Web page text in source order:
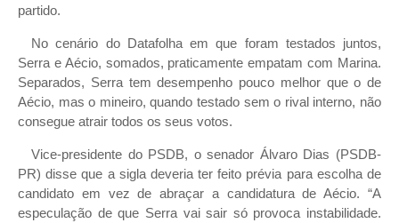
partido.
No cenário do Datafolha em que foram testados juntos,
Serra e Aécio, somados, praticamente empatam com Marina.
Separados, Serra tem desempenho pouco melhor que o de
Aécio, mas o mineiro, quando testado sem o rival interno, não
consegue atrair todos os seus votos.
Vice-presidente do PSDB, o senador Álvaro Dias (PSDB-
PR) disse que a sigla deveria ter feito prévia para escolha de
candidato em vez de abraçar a candidatura de Aécio. “A
especulação de que Serra vai sair só provoca instabilidade.